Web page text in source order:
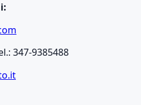
347-9385488